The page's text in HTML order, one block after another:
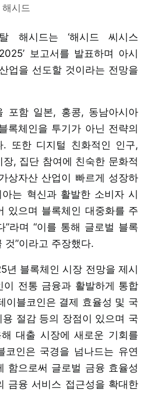
해시드
해시드는 ‘해시드 씨시스
보고서를 발표하며 아시
업을 선도할 것이라는 전망을
포함 일본, 홍콩, 동남아시아
록체인을 투기가 아닌 전략의
. 또한 디지털 친화적인 인구,
, 집단 참여에 친숙한 문화적
상자산 산업이 빠르게 성장하
는 혁신과 활발한 소비자 시
있으며 블록체인 대중화를 주
”라며 “이를 통해 글로벌 블록
”이라고 주장했다.
년 블록체인 시장 전망을 제시
이 전통 금융과 활발하게 통합
이블코인은 결제 효율성 및 국
절감 등의 장점이 있으며 국
대출 시장에 새로운 기회를
코인은 국경을 넘나드는 유연
함으로써 글로벌 금융 효율성
금융 서비스 접근성을 확대한